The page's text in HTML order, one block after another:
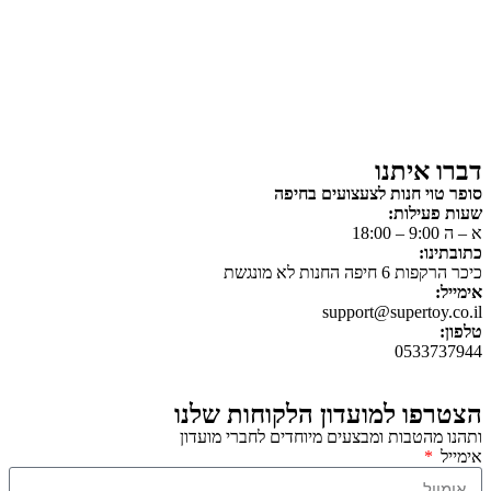
דברו איתנו
סופר טוי חנות לצעצועים בחיפה
שעות פעילות:
א – ה 9:00 – 18:00
כתובתינו:
כיכר הרקפות 6 חיפה החנות לא מונגשת
אימייל:
support@supertoy.co.il
טלפון:
0533737944
הצטרפו למועדון הלקוחות שלנו
ותהנו מהטבות ומבצעים מיוחדים לחברי מועדון
אימייל